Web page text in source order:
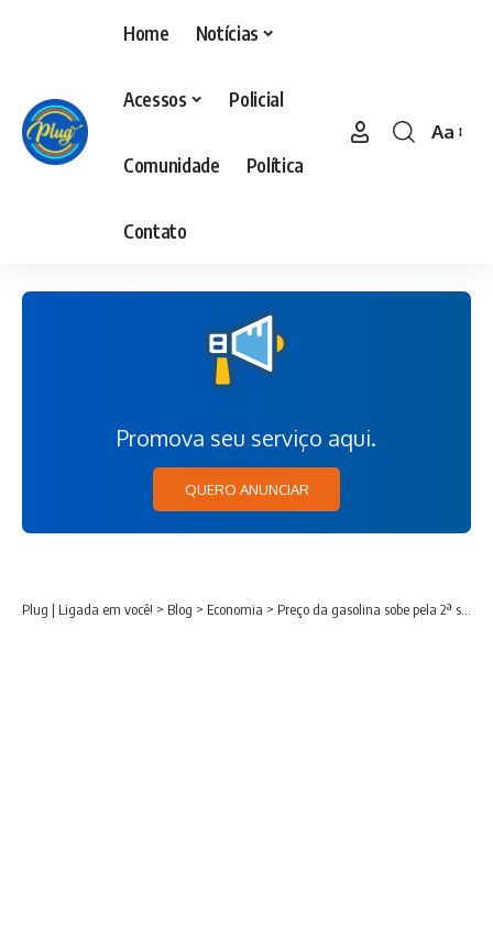
Home Notícias
Acessos Policial
Comunidade Política
Contato
Aa
Promova seu serviço aqui.
QUERO ANUNCIAR
Plug | Ligada em você! > Blog > Economia > Preço da gasolina sobe pela 2ª semana seguida